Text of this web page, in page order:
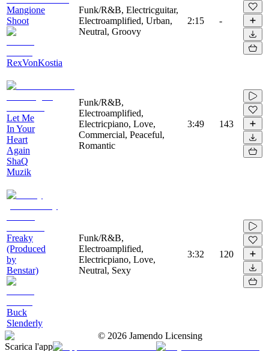
Mangione
Shoot
RexVonKostia
Funk/R&B, Electricguitar,
Electroamplified, Urban,
Neutral, Groovy
2:15 -
Let Me
In Your
Heart
Again
ShaQ
Muzik
Funk/R&B,
Electroamplified,
Electricpiano, Love,
Commercial, Peaceful,
Romantic
3:49 143
Freaky
(Produced
by
Benstar)
Buck
Slenderly
Funk/R&B,
Electroamplified,
Electricpiano, Love,
Neutral, Sexy
3:32 120
© 2026 Jamendo Licensing
Scarica l'app